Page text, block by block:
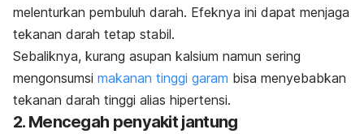
melenturkan pembuluh darah. Efeknya ini dapat menjaga
tekanan darah tetap stabil.
Sebaliknya, kurang asupan kalsium namun sering
mengonsumsi makanan tinggi garam bisa menyebabkan
tekanan darah tinggi alias hipertensi.
2. Mencegah penyakit jantung